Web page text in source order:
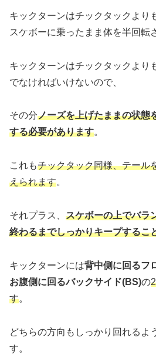
キックターンはチックタックより
スケボーに乗ったまま体を半回転
キックターンはチックタックより
でなければいけないので、
その分ノーズを上げたままの状態
する必要があります。
これもチックタック同様、テール
えられます。
それプラス、 スケボーの上でバラ
終わるまでしっかりキープするこ
キックターンには背中側に回るフ
お腹側に回るバックサイド(BS)の
す。
どちらの方向もしっかり回れるよ
す。